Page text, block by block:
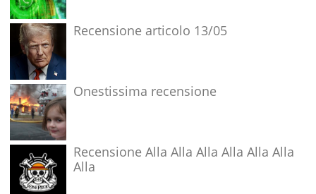
Recensione articolo 13/05
Onestissima recensione
Recensione Alla Alla Alla Alla Alla Alla
Alla